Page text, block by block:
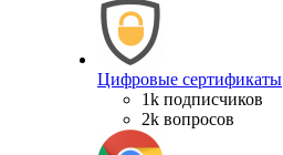
Цифровые сертификаты
1k подписчиков
2k вопросов